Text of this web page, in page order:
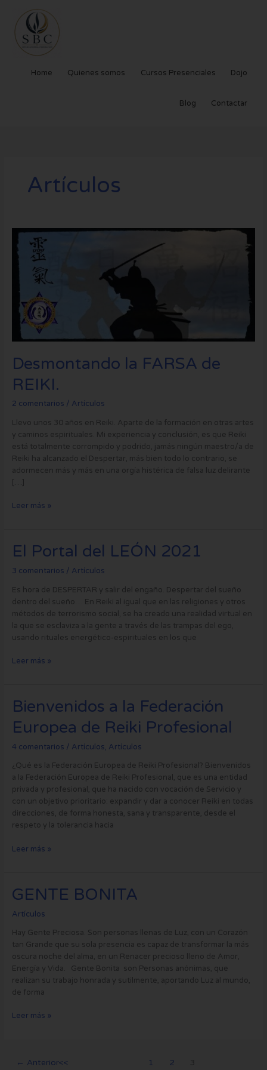
contenido
Home Quienes somos Cursos Presenciales Dojo
Blog Contactar
Artículos
Desmontando la FARSA de
REIKI.
2 comentarios / Artículos
Llevo unos 30 años en Reiki. Aparte de la formación en otras artes
y caminos espirituales. Mi experiencia y conclusión, es que Reiki
está totalmente corrompido y podrido, jamás ningún maestro/a de
Reiki ha alcanzado el Despertar, más bien todo lo contrario, se
adormecen más y más en una orgía histérica de falsa luz delirante
[…]
Desmontando
FARSA
Leer más »
El Portal del LEÓN 2021
3 comentarios / Artículos
Es hora de DESPERTAR y salir del engaño. Despertar del sueño
dentro del sueño… En Reiki al igual que en las religiones y otros
métodos de terrorismo social, se ha creado una realidad virtual en
la que se esclaviza a la gente a través de las trampas del ego,
usando rituales energético-espirituales en los que
El
Portal
del
2021
Leer más »
Bienvenidos a la Federación
Europea de Reiki Profesional
4 comentarios / Artículos, Artículos
¿Qué es la Federación Europea de Reiki Profesional? Bienvenidos
a la Federación Europea de Reiki Profesional, que es una entidad
privada y profesional, que ha nacido con vocación de Servicio y
con un objetivo prioritario: expandir y dar a conocer Reiki en todas
direcciones, de forma honesta, sana y transparente, desde el
respeto y la tolerancia hacia
Bienvenidos
a
la
Federación
Europea
de
Reiki
Profesional
Leer más »
GENTE BONITA
Artículos
Hay Gente Preciosa. Son personas llenas de Luz, con un Corazón
tan Grande que su sola presencia es capaz de transformar la más
oscura noche del alma, en un Renacer precioso lleno de Amor,
Energía y Vida. Gente Bonita son Personas anónimas, que
realizan su trabajo honrada y sutilmente, aportando Luz al mundo,
de forma
GENTE
BONITA
Leer más »
← Anterior 1 2